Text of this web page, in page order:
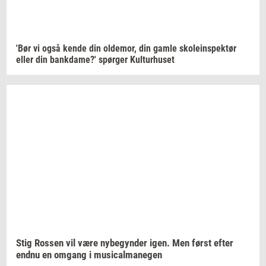
'Bør vi også kende din ol­de­mor, din gamle sko­le­in­spek­tør
eller din bank­da­me?' spør­ger Kul­tur­hu­set
Stig Ros­sen vil være ny­be­gyn­der igen. Men først efter
endnu en om­gang i mu­si­cal­ma­ne­gen